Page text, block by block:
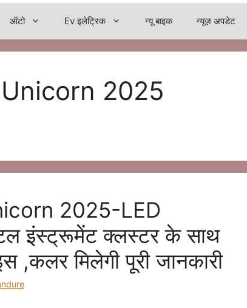
ऑटो Ev इलेट्रिक न्यू बाइक न्यूज़ अपडेट
2025
2025-LED
इंस्ट्रूमेंट क्लस्टर के साथ
,कलर मिलेगी पूरी जानकारी